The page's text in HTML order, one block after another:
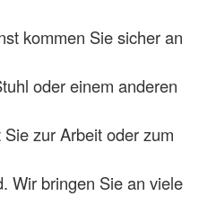
kommen Sie sicher an
oder einem anderen
zur Arbeit oder zum
Wir bringen Sie an viele